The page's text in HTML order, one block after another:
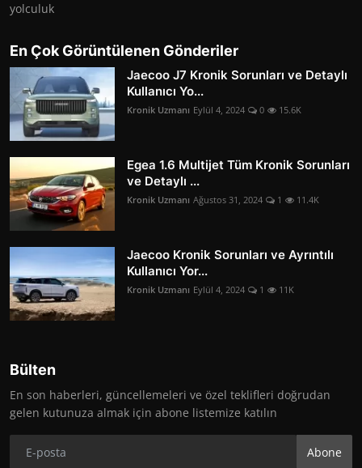
yolculuk
En Çok Görüntülenen Gönderiler
Jaecoo J7 Kronik Sorunları ve Detaylı
Kullanıcı Yo...
Kronik Uzmanı Eylül 4, 2024 0 15.6K
Egea 1.6 Multijet Tüm Kronik Sorunları
ve Detaylı ...
Kronik Uzmanı Ağustos 31, 2024 1 11.4K
Jaecoo Kronik Sorunları ve Ayrıntılı
Kullanıcı Yor...
Kronik Uzmanı Eylül 4, 2024 1 11K
Bülten
En son haberleri, güncellemeleri ve özel teklifleri doğrudan
gelen kutunuza almak için abone listemize katılın
Abone